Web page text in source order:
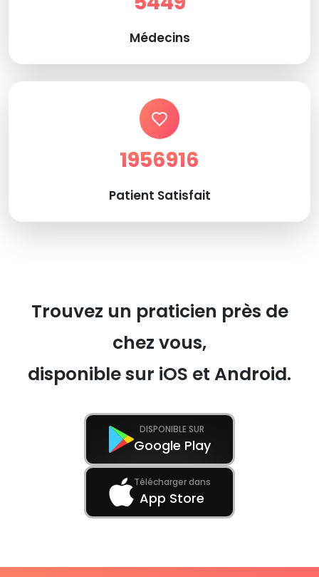
Médecins
1956916
Patient Satisfait
Trouvez un praticien près de
chez vous,
disponible sur iOS et Android.
DISPONIBLE SUR
Google Play
Télécharger dans
App Store